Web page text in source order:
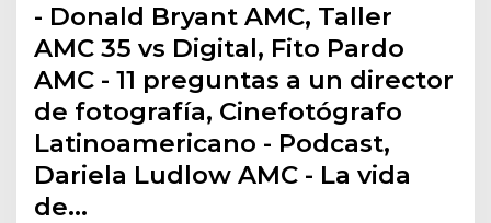
- Donald Bryant AMC, Taller
AMC 35 vs Digital, Fito Pardo
AMC - 11 preguntas a un director
de fotografía, Cinefotógrafo
Latinoamericano - Podcast,
Dariela Ludlow AMC - La vida
de…